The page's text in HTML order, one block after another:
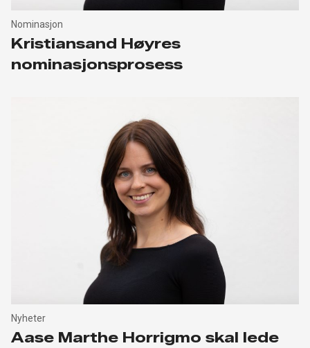
Nominasjon
Kristiansand Høyres
nominasjonsprosess
Nyheter
Aase Marthe Horrigmo skal lede